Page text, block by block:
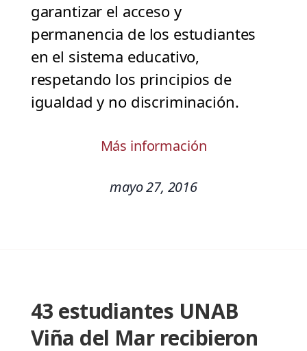
garantizar el acceso y
permanencia de los estudiantes
en el sistema educativo,
respetando los principios de
igualdad y no discriminación.
Más información
mayo 27, 2016
43 estudiantes UNAB
Viña del Mar recibieron